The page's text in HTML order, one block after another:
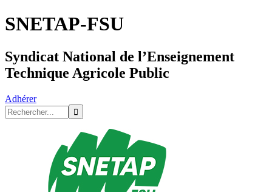
SNETAP-FSU
Syndicat National de l’Enseignement
Technique Agricole Public
Adhérer